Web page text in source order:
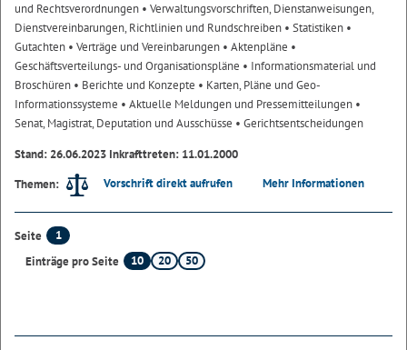
und Rechtsverordnungen • Verwaltungsvorschriften, Dienstanweisungen,
Dienstvereinbarungen, Richtlinien und Rundschreiben • Statistiken •
Gutachten • Verträge und Vereinbarungen • Aktenpläne •
Geschäftsverteilungs- und Organisationspläne • Informationsmaterial und
Broschüren • Berichte und Konzepte • Karten, Pläne und Geo-
Informationssysteme • Aktuelle Meldungen und Pressemitteilungen •
Senat, Magistrat, Deputation und Ausschüsse • Gerichtsentscheidungen
Stand: 26.06.2023 Inkrafttreten: 11.01.2000
Themen:
Vorschrift direkt aufrufen Mehr Informationen
Seite
1
Einträge pro Seite
10 20 50